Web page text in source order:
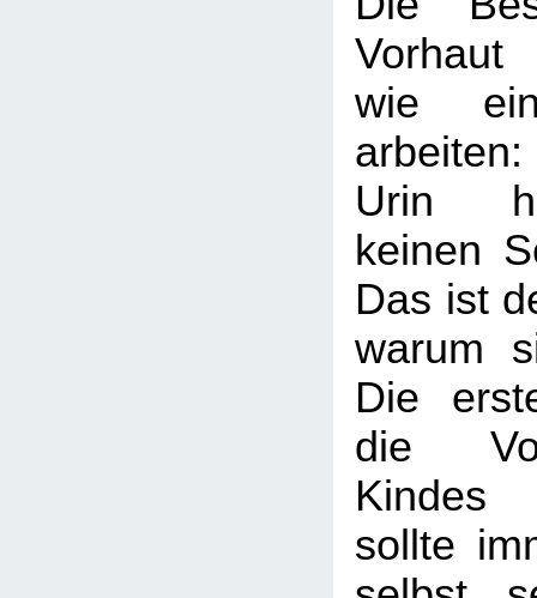
wie
Urin
keinen
Das ist
warum
Die
die
Kindes
sollte